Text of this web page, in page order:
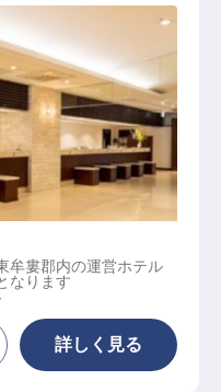
│那智勝浦／経
／寮月8,000円
牟婁郡内の運営ホテル
なります
詳しく見る